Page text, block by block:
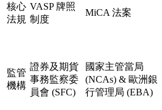
核心
法規
VASP 牌照
制度
MiCA 法案
監管
機構
證券及期貨
事務監察委
員會 (SFC)
國家主管當局
(NCAs) & 歐洲銀
行管理局 (EBA)